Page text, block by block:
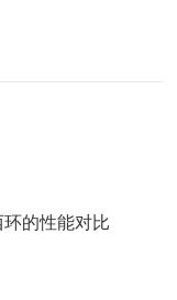
的性能对比